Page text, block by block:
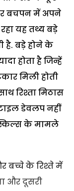
बचपन में अपने
यह तथ्य बड़े
है. बड़े होने के
होता है जिन्हें
मिली होती
रिश्ता मिठास
डेवलप नहीं
के मामले
बच्चे के रिश्ते में
और दूसरी